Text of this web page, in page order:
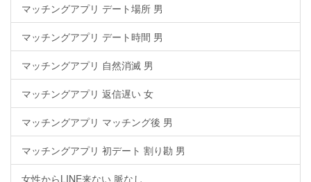
マッチングアプリ デート場所 男
マッチングアプリ デート時間 男
マッチングアプリ 自然消滅 男
マッチングアプリ 返信遅い 女
マッチングアプリ マッチング後 男
マッチングアプリ 初デート 割り勘 男
女性からLINE来ない 脈なし